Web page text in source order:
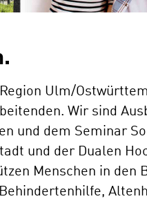
Ulm/
Wir sind
und dem Seminar
und der Dualen
Menschen in den